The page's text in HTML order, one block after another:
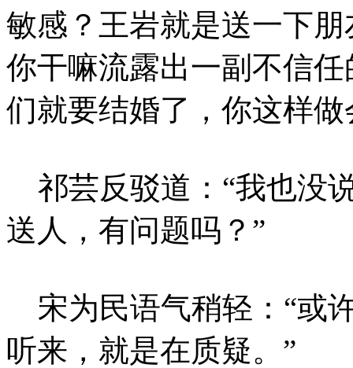
敏感？王岩就是送一下
你干嘛流露出一副不信
们就要结婚了，你这样
祁芸反驳道：“我也没
送人，有问题吗？”
宋为民语气稍轻：“或
听来，就是在质疑。”